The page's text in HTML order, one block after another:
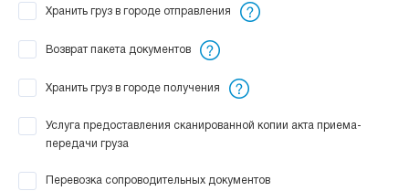
Хранить груз в городе отправления
Возврат пакета документов
Хранить груз в городе получения
Услуга предоставления сканированной копии акта приема-
передачи груза
Перевозка сопроводительных документов